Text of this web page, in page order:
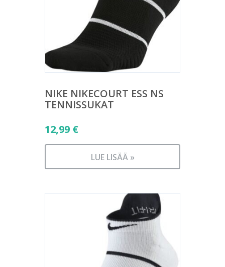
NIKE NIKECOURT ESS NS
TENNISSUKAT
12,99 €
LUE LISÄÄ »